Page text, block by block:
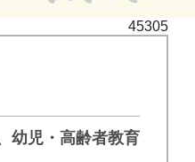
45305
幼児・高齢者教育